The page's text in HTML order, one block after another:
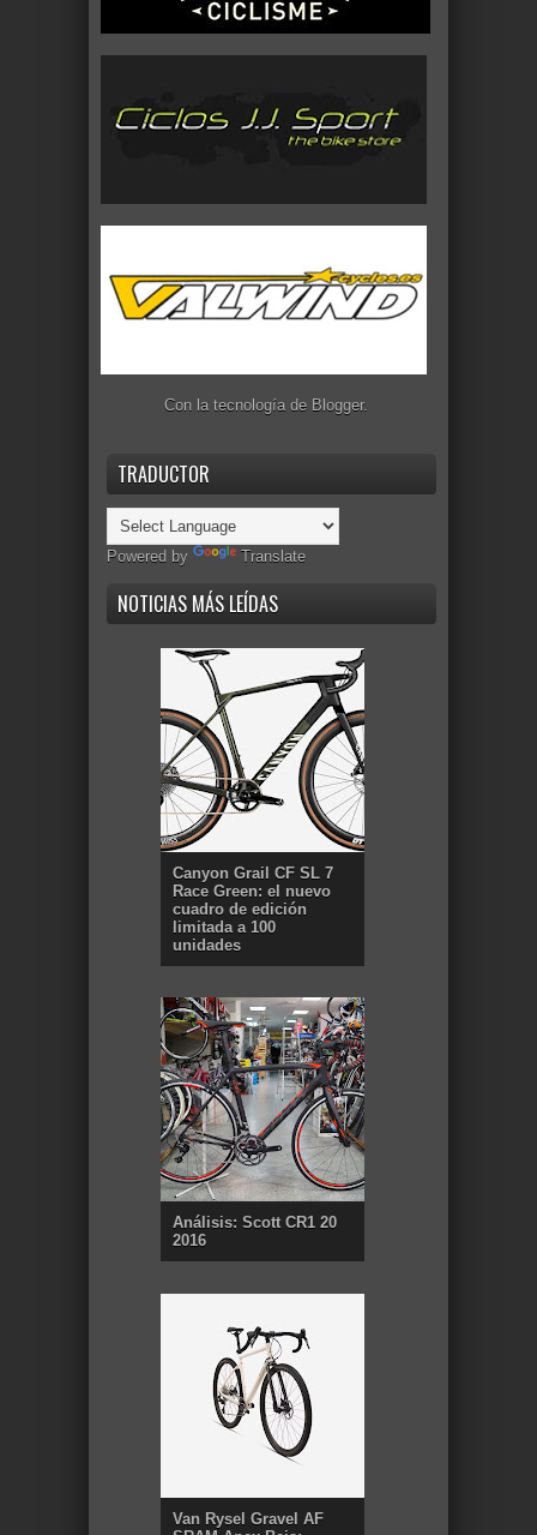
Con la tecnología de Blogger.
TRADUCTOR
Powered by Translate
NOTICIAS MÁS LEÍDAS
Canyon Grail CF SL 7
Race Green: el nuevo
cuadro de edición
limitada a 100
unidades
Análisis: Scott CR1 20
2016
Van Rysel Gravel AF